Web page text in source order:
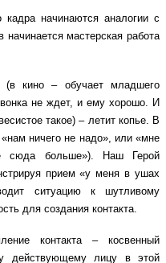
начинаются аналогии с
мастерская работа
(в кино – обучает младшего
не ждет, и ему хорошо. И
такое) – летит копье. В
ничего не надо», или «мне
сюда больше»). Наш Герой
прием «у меня в ушах
ситуацию к шутливому
для создания контакта.
контакта – косвенный
действующему лицу в этой